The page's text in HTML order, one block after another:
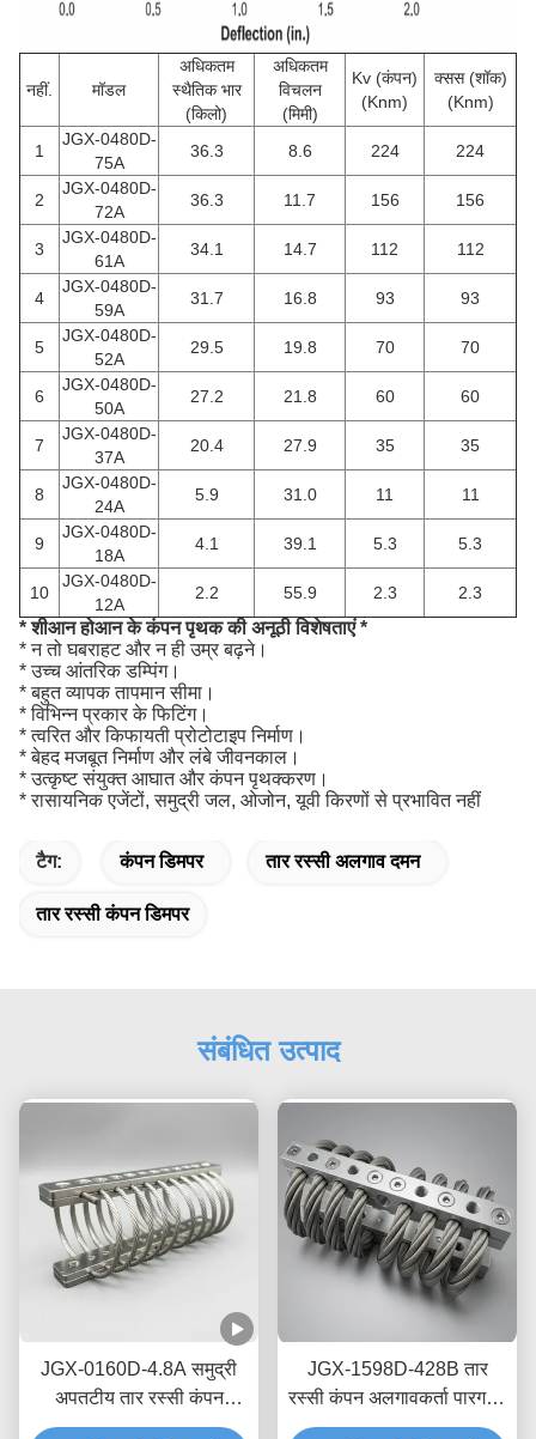
नहीं. मॉडल
अधिकतम
स्थैतिक भार
(किलो)
अधिकतम
विचलन
(मिमी)
Kv (कंपन)
(Knm)
क्सस (शॉक)
(Knm)
1
JGX-0480D-
75A
36.3 8.6 224 224
2
JGX-0480D-
72A
36.3 11.7 156 156
3
JGX-0480D-
61A
34.1 14.7 112 112
4
JGX-0480D-
59A
31.7 16.8 93 93
5
JGX-0480D-
52A
29.5 19.8 70 70
6
JGX-0480D-
50A
27.2 21.8 60 60
7
JGX-0480D-
37A
20.4 27.9 35 35
8
JGX-0480D-
24A
5.9 31.0 11 11
9
JGX-0480D-
18A
4.1 39.1 5.3 5.3
10
JGX-0480D-
12A
2.2 55.9 2.3 2.3
* शीआन होआन के कंपन पृथक की अनूठी विशेषताएं *
* न तो घबराहट और न ही उम्र बढ़ने।
* उच्च आंतरिक डम्पिंग।
* बहुत व्यापक तापमान सीमा।
* विभिन्न प्रकार के फिटिंग।
* त्वरित और किफायती प्रोटोटाइप निर्माण।
* बेहद मजबूत निर्माण और लंबे जीवनकाल।
* उत्कृष्ट संयुक्त आघात और कंपन पृथक्करण।
* रासायनिक एजेंटों, समुद्री जल, ओजोन, यूवी किरणों से प्रभावित नहीं
टैग: कंपन डिमपर तार रस्सी अलगाव दमन
तार रस्सी कंपन डिमपर
संबंधित उत्पाद
JGX-0160D-4.8A समुद्री
अपतटीय तार रस्सी कंपन
आइसोलेटर रखरखाव-मुक्त
JGX-1598D-428B तार
रस्सी कंपन अलगावकर्ता पारगमन
नौवहन सुरक्षा के लिए शून्य क्रीप